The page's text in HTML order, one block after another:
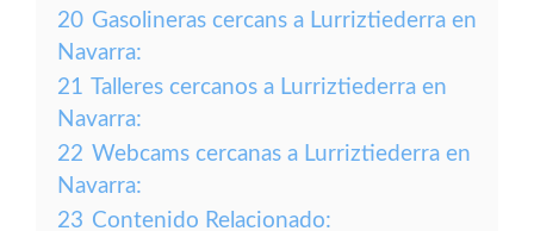
20 Gasolineras cercans a Lurriztiederra en
Navarra:
21 Talleres cercanos a Lurriztiederra en
Navarra:
22 Webcams cercanas a Lurriztiederra en
Navarra:
23 Contenido Relacionado: